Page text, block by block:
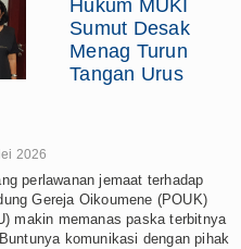
Hukum MUKI
Sumut Desak
Menag Turun
Tangan Urus
2026
perlawanan jemaat terhadap
Gereja Oikoumene (POUK)
makin memanas paska terbitnya
komunikasi dengan pihak